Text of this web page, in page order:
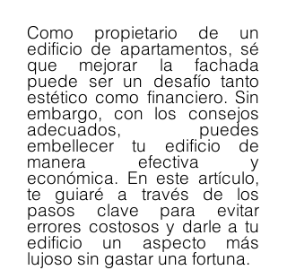
Como propietario de un
edificio de apartamentos, sé
que mejorar la fachada
puede ser un desafío tanto
estético como financiero. Sin
embargo, con los consejos
adecuados, puedes
embellecer tu edificio de
manera efectiva y
económica. En este artículo,
te guiaré a través de los
pasos clave para evitar
errores costosos y darle a tu
edificio un aspecto más
lujoso sin gastar una fortuna.